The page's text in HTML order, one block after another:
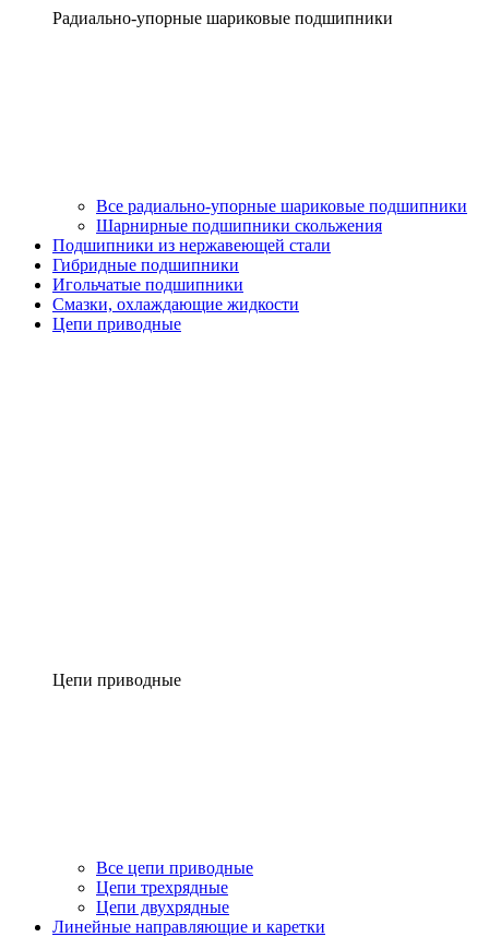
Радиально-упорные шариковые подшипники
Все радиально-упорные шариковые подшипники
Шарнирные подшипники скольжения
Подшипники из нержавеющей стали
Гибридные подшипники
Игольчатые подшипники
Смазки, охлаждающие жидкости
Цепи приводные
Цепи приводные
Все цепи приводные
Цепи трехрядные
Цепи двухрядные
Линейные направляющие и каретки